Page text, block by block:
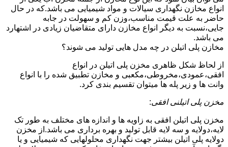
انواع مخازن نگهداری سیالات و مواد شیمیایی می باشد.که در حال
حاضر به علت قیمت مناسب،وزن کم و سهولت در جابه
جایی،نسبت به دیگر انواع مخازن دارای متقاضیان زیادی در اشتهارد
می باشد.
مخازن پلی اتیلن در چه مدل هایی تولید می شوند؟
از لحاظ شکل ظاهری مخزن پلی اتیلن در انواع
افقی،عمودی،مخروطی،مکعبی و مخازن تطبیق شده را با انواع
وانت ها و زیر پله ها میتوان تقسیم بندی کرد.
مخزن پلی اتیلنی افقی:
مخزن پلی اتیلن افقی به زاویه ها و اندازه های مختلف به طور تک
لایه،دولایه و سه لایه قابل تولید و بهره برداری می باشد.از مخزن
دولایه پلی اتیلن بیشتر جهت نگهداری محلولهایی که شیمیایی و یا